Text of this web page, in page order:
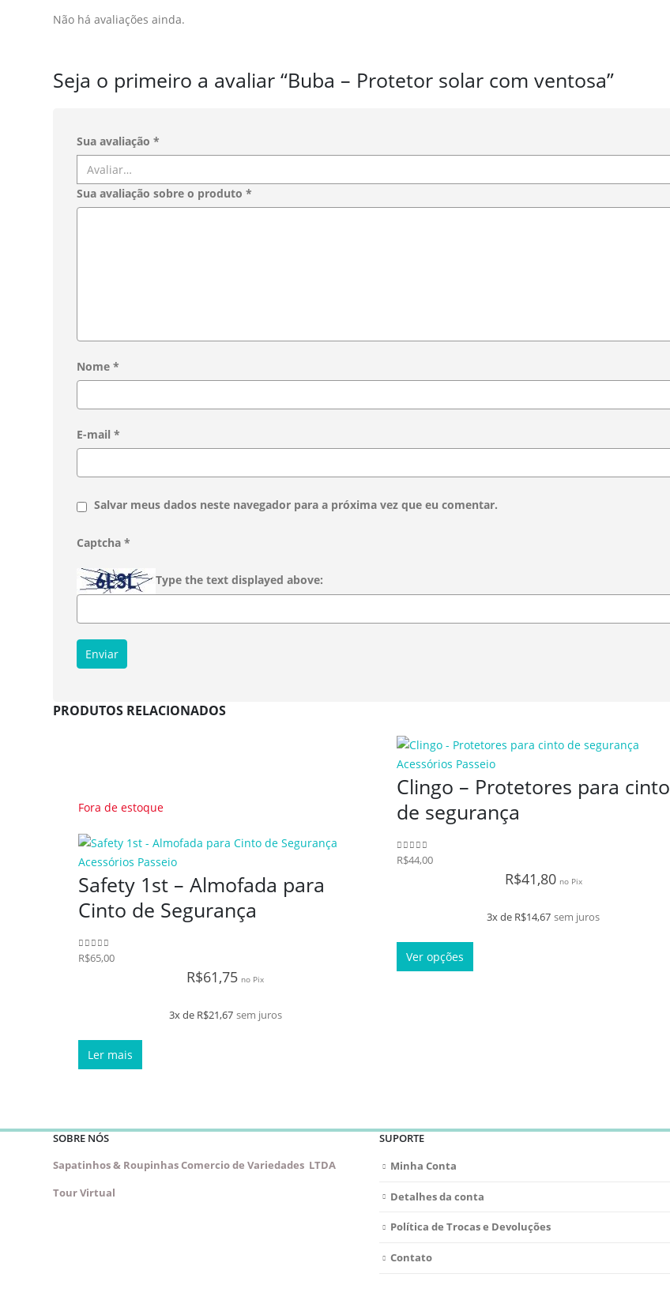
Não há avaliações ainda.
Seja o primeiro a avaliar “Buba – Protetor solar com ventosa”
Sua avaliação *
Sua avaliação sobre o produto *
Nome *
E-mail *
Salvar meus dados neste navegador para a próxima vez que eu comentar.
Captcha *
Type the text displayed above:
PRODUTOS RELACIONADOS
Fora de estoque
Acessórios Passeio
Safety 1st – Almofada para
Cinto de Segurança
0de 5
R$65,00
R$61,75 no Pix
3x de R$21,67 sem juros
Ler mais
Acessórios Passeio
Clingo – Protetores para cinto
de segurança
0de 5
R$44,00
R$41,80 no Pix
3x de R$14,67 sem juros
Ver opções
SOBRE NÓS
Sapatinhos & Roupinhas Comercio de Variedades LTDA
Tour Virtual
SUPORTE
Minha Conta
Detalhes da conta
Política de Trocas e Devoluções
Contato